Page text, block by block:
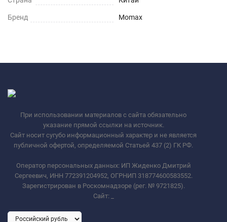
Бренд Momax
При использовании материалов с сайта обязательно
указание прямой ссылки на источник.
Сайт носит сугубо информационный характер и не является
публичной офертой, определяемой Статьей 437 (2) ГК РФ.
Оператор персональных данных: ИП Жиденко Дмитрий
Сергеевич, ИНН 772391204952, ОГРНИП 318774600583552.
Зарегистрирован в Роскомнадзоре (рег. № 9721825).
Сайт: